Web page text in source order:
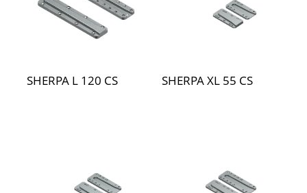
SHERPA L 120 CS SHERPA XL 55 CS